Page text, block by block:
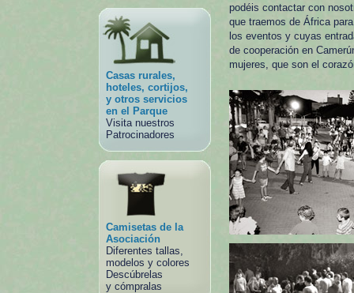
Casas rurales,
hoteles, cortijos,
y otros servicios
en el Parque
Visita nuestros
Patrocinadores
Camisetas de la
Asociación
Diferentes tallas,
modelos y colores
Descúbrelas
y cómpralas
podéis contactar con
que traemos de África
los eventos y cuyas
de cooperación en
mujeres, que son el